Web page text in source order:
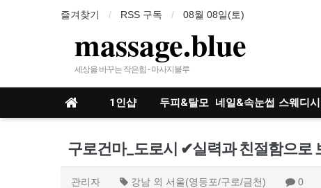
즐겨찾기 RSS 구독 08월 08일(토)
massage.blue
세상을 바꾸는 작은힘 - 마사지블루
1인샵 두피&탈모 네일&속눈썹 스웨디
구로건마_도로시 ✔실력과 친절함으로
관리자 강남 외 서울(영등포/구로/금천) 0